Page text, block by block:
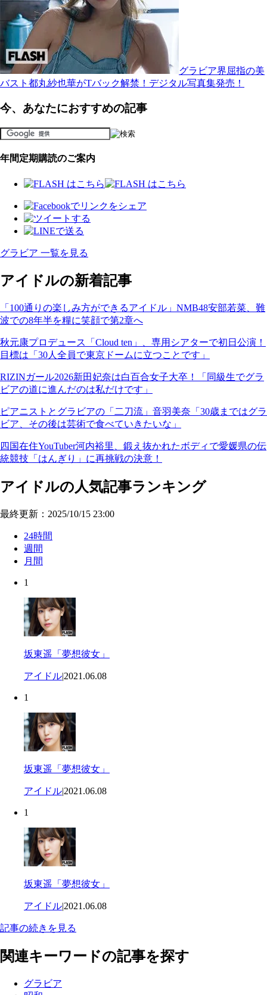
グラビア界屈指の美
バスト都丸紗也華がTバック解禁！デジタル写真集発売！
今、あなたにおすすめの記事
年間定期購読のご案内
グラビア 一覧を見る
アイドルの新着記事
「100通りの楽しみ方ができるアイドル」NMB48安部若菜、難
波での8年半を糧に笑顔で第2章へ
秋元康プロデュース「Cloud ten」、専用シアターで初日公演！
目標は「30人全員で東京ドームに立つことです」
RIZINガール2026新田妃奈は白百合女子大卒！「同級生でグラ
ビアの道に進んだのは私だけです」
ピアニストとグラビアの「二刀流」音羽美奈「30歳まではグラ
ビア、その後は芸術で食べていきたいな」
四国在住YouTuber河内裕里、鍛え抜かれたボディで愛媛県の伝
統競技「はんぎり」に再挑戦の決意！
アイドルの人気記事ランキング
最終更新：2025/10/15 23:00
24時間
週間
月間
1
坂東遥「夢想彼女」
アイドル|2021.06.08
1
坂東遥「夢想彼女」
アイドル|2021.06.08
1
坂東遥「夢想彼女」
アイドル|2021.06.08
記事の続きを見る
関連キーワードの記事を探す
グラビア